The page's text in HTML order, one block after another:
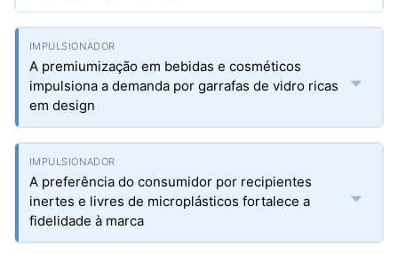
A premiumização em bebidas e cosméticos
impulsiona a demanda por garrafas de vidro ricas
em design
A preferência do consumidor por recipientes
inertes e livres de microplásticos fortalece a
fidelidade à marca